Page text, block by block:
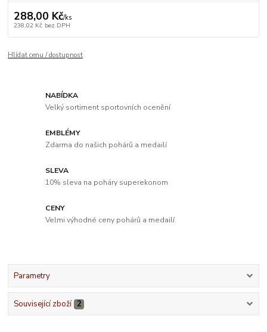
288,00 Kč/ks
238,02 Kč bez DPH
Hlídat cenu / dostupnost
NABÍDKA
Velký sortiment sportovních ocenění
EMBLÉMY
Zdarma do našich pohárů a medailí
SLEVA
10% sleva na poháry superekonom
CENY
Velmi výhodné ceny pohárů a medailí
Parametry
Související zboží 2